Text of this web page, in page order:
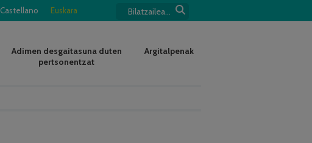
Castellano Euskara
Adimen desgaitasuna duten
pertsonentzat
Argitalpenak